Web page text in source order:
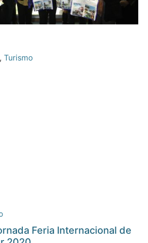
, Turismo
Feria Internacional de